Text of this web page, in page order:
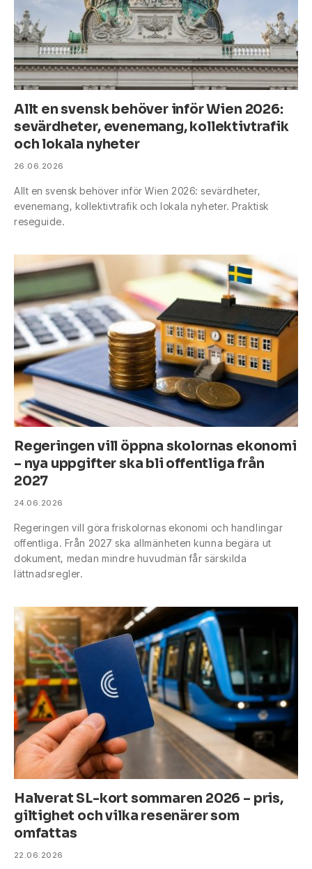
Allt en svensk behöver inför Wien 2026:
sevärdheter, evenemang, kollektivtrafik
och lokala nyheter
26.06.2026
Allt en svensk behöver inför Wien 2026: sevärdheter,
evenemang, kollektivtrafik och lokala nyheter. Praktisk
reseguide.
Regeringen vill öppna skolornas ekonomi
– nya uppgifter ska bli offentliga från
2027
24.06.2026
Regeringen vill göra friskolornas ekonomi och handlingar
offentliga. Från 2027 ska allmänheten kunna begära ut
dokument, medan mindre huvudmän får särskilda
lättnadsregler.
Halverat SL-kort sommaren 2026 – pris,
giltighet och vilka resenärer som
omfattas
22.06.2026